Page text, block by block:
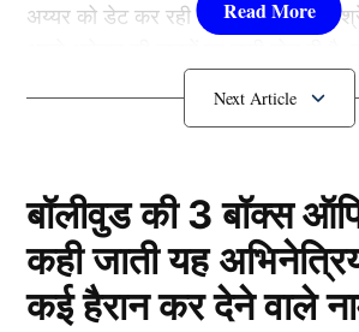
अय्यर को डेट कर रही है। अब एक्ट्रेस ने
मृणाल ने क्या कहा……..
Mrunal Thakur?
बॉलीवुड की 3 बॉक्स
कही जाती यह
कई हैरान कर देने वाले